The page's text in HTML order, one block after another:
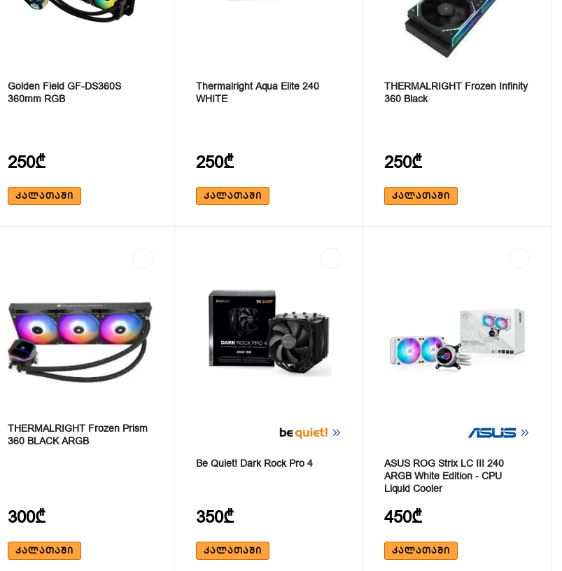
Golden Field GF-DS360S
360mm RGB
250₾
ᲙᲐᲚᲐᲗᲐᲨᲘ
Thermalright Aqua Elite 240
WHITE
250₾
ᲙᲐᲚᲐᲗᲐᲨᲘ
THERMALRIGHT Frozen Infinity
360 Black
250₾
ᲙᲐᲚᲐᲗᲐᲨᲘ
THERMALRIGHT Frozen Prism
360 BLACK ARGB
300₾
ᲙᲐᲚᲐᲗᲐᲨᲘ
Be Quiet! Dark Rock Pro 4
350₾
ᲙᲐᲚᲐᲗᲐᲨᲘ
ASUS ROG Strix LC III 240
ARGB White Edition - CPU
Liquid Cooler
450₾
ᲙᲐᲚᲐᲗᲐᲨᲘ